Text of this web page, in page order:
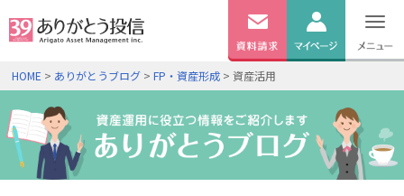
無料資料
請求
HOME > ありがとうブログ >FP・資産形成 > 資産活用